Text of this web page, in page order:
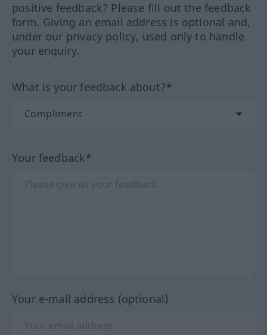
positive feedback? Please fill out the feedback
form. Giving an email address is optional and,
under our privacy policy, used only to handle
your enquiry.
What is your feedback about?*
Your feedback*
Your e-mail address (optional)